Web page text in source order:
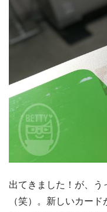
出てきました！が、う
（笑）。新しいカー